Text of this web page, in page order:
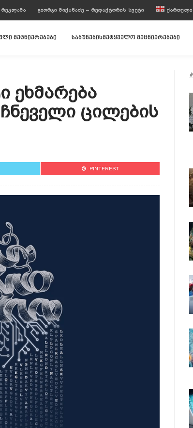
ᲠᲔᲙᲚᲐᲛᲐ ᲒᲘᲝᲠᲒᲘ ᲛᲘᲥᲐᲜᲐᲫᲔ – ᲠᲔᲓᲐᲥᲢᲝᲠᲘᲡ ᲡᲕᲔᲢᲘ ᲥᲐᲠᲗᲣᲚᲘ
მეცნიერებები საბუნებისმეტყველო მეცნიერებები
Ეხმარება
Ცილების
PINTEREST